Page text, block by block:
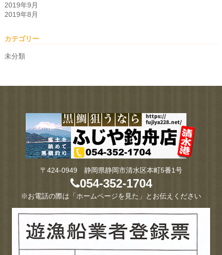
2019年9月
2019年8月
カテゴリー
未分類
〒424-0949 静岡県静岡市清水区本町5番1号
054-352-1704
※お電話の際は「ホームページを見た」とお伝えください